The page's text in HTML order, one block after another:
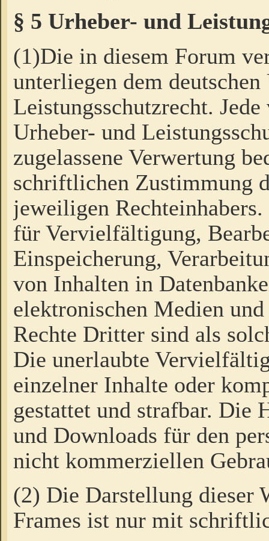
§ 5 Urheber- und
(1)Die in diesem Forum
unterliegen dem
Leistungsschutzrecht.
Urheber- und
zugelassene Verwertung
schriftlichen Zustimmung
jeweiligen
für Vervielfältigung,
Einspeicherung,
von Inhalten in
elektronischen Medien
Rechte Dritter sind als
Die unerlaubte
einzelner Inhalte oder
gestattet und strafbar. Die
und Downloads für den
nicht kommerziellen
(2) Die Darstellung dieser
Frames ist nur mit